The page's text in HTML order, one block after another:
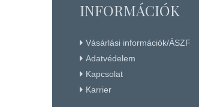
INFORMÁCIÓK
Vásárlási információk/ÁSZF
Adatvédelem
Kapcsolat
Karrier